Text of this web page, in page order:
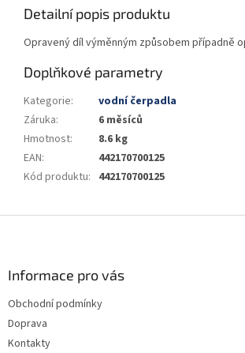
Detailní popis produktu
Opravený díl výměnným způsobem případně
Doplňkové parametry
Kategorie:
vodní čerpadla
Záruka:
6 měsíců
Hmotnost:
8.6 kg
EAN:
442170700125
Kód produktu: 442170700125
Informace pro vás
Obchodní podmínky
Doprava
Kontakty